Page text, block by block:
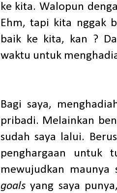
ke kita. Walopun
Ehm, tapi kita nggak
baik ke kita, kan ?
waktu untuk
Bagi saya,
pribadi. Melainkan
sudah saya lalui.
penghargaan untuk
mewujudkan maunya
goalsyang saya